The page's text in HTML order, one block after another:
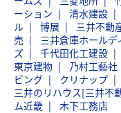
ーション
清水建設
ル
博展 三井不動
売
三井倉庫ホールデ
ズ
千代田化工建設
東京建物
乃村工藝社
ビング
クリナップ
三井のリハウス[三井不
ム近畿
木下工務店